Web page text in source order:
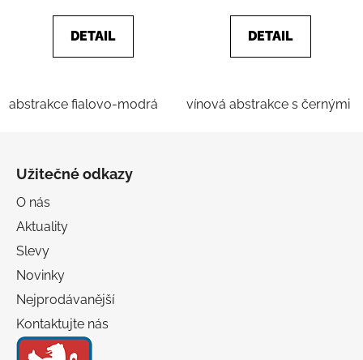
DETAIL
abstrakce fialovo-modrá
5
DETAIL
vínová abstrakce s černými
Užitečné odkazy
O nás
Aktuality
Slevy
Novinky
Nejprodávanější
Kontaktujte nás